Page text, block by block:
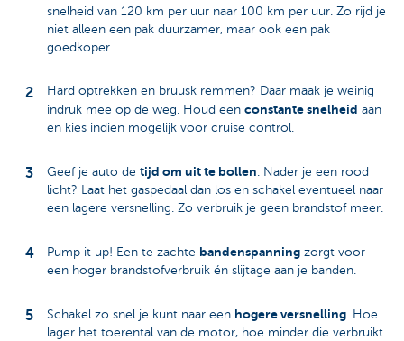
snelheid van 120 km per uur naar 100 km per uur. Zo rijd je
niet alleen een pak duurzamer, maar ook een pak
goedkoper.
Hard optrekken en bruusk remmen? Daar maak je weinig
indruk mee op de weg. Houd een constante snelheid aan
en kies indien mogelijk voor cruise control.
Geef je auto de tijd om uit te bollen. Nader je een rood
licht? Laat het gaspedaal dan los en schakel eventueel naar
een lagere versnelling. Zo verbruik je geen brandstof meer.
Pump it up! Een te zachte bandenspanning zorgt voor
een hoger brandstofverbruik én slijtage aan je banden.
Schakel zo snel je kunt naar een hogere versnelling. Hoe
lager het toerental van de motor, hoe minder die verbruikt.